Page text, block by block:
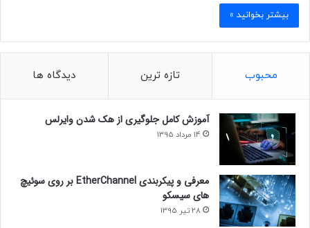
بیشتر بخوانید »
محبوب تازه ترین دیدگاه ها
آموزش کامل جلوگیری از هک شدن وایرلس
14 مرداد 1395
معرفی و پیکربندی EtherChannel بر روی سوئیچ
های سیسکو
28 تیر 1395